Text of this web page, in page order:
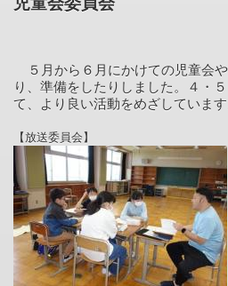
５月から６月にかけての児童会
り、準備をしたりしました。４・
て、より良い活動をめざしています
【放送委員会】